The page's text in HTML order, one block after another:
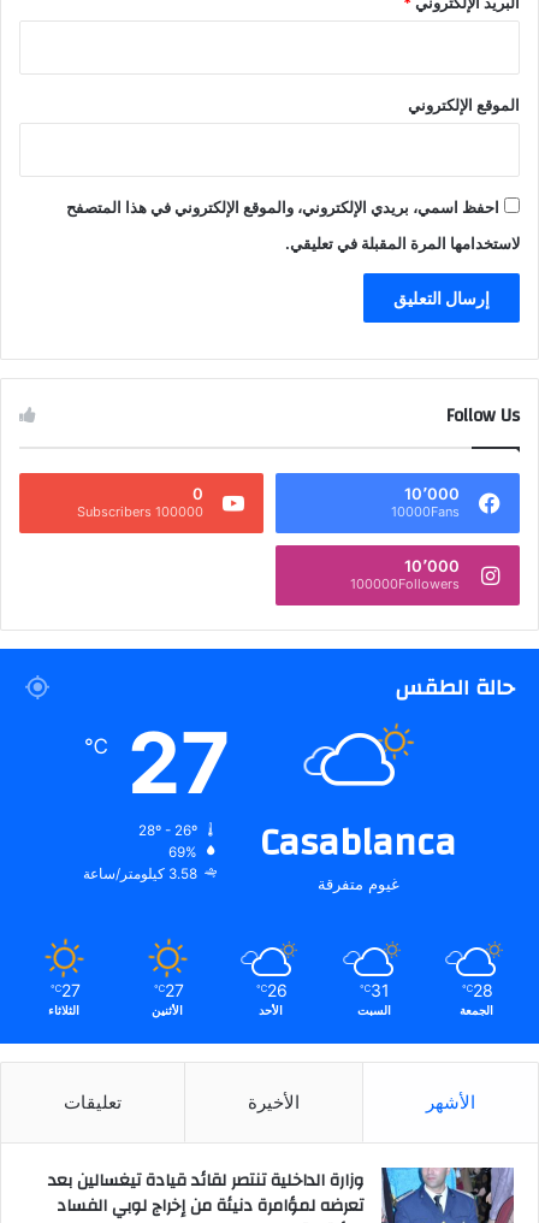
الموقع الإلكتروني
احفظ اسمي، بريدي الإلكتروني، والموقع الإلكتروني في هذا المتصفح
لاستخدامها المرة المقبلة في تعليقي.
Follow Us
10٬000
10000Fans
0
100000 Subscribers
10٬000
100000Followers
حالة الطقس
Casablanca
غيوم متفرقة
27
℃
69%
3.58 كيلومتر/ساعة
28
℃
الجمعة
31
℃
السبت
26
℃
الأحد
27
℃
الأثنين
27
℃
الثلاثاء
الأشهر الأخيرة تعليقات
وزارة الداخلية تنتصر لقائد قيادة تيغسالين بعد
تعرضه لمؤامرة دنيئة من إخراج لوبي الفساد